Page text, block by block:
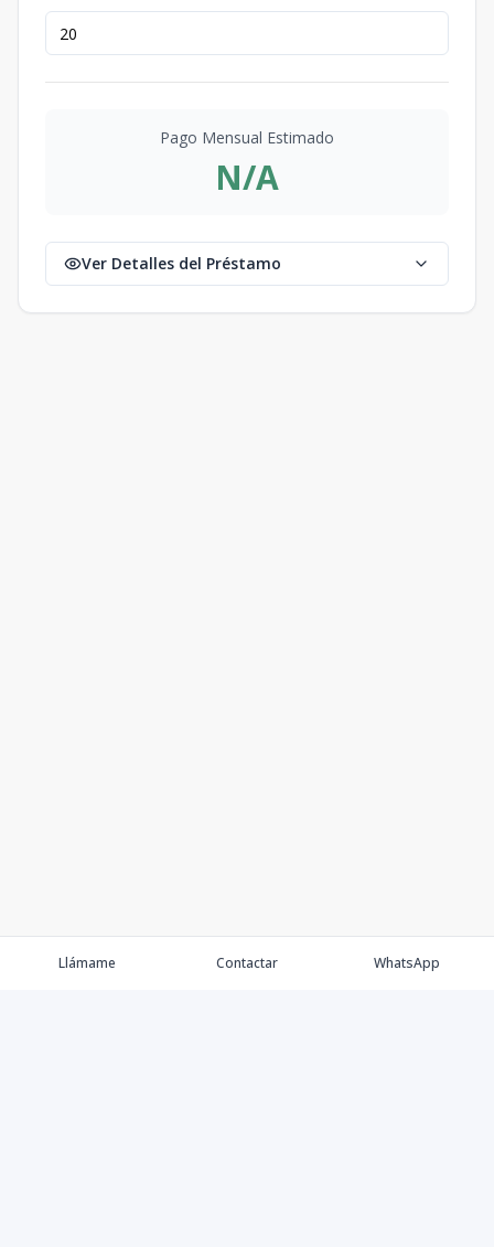
Pago Mensual Estimado
N/A
Ver Detalles del Préstamo
Llámame Contactar WhatsApp